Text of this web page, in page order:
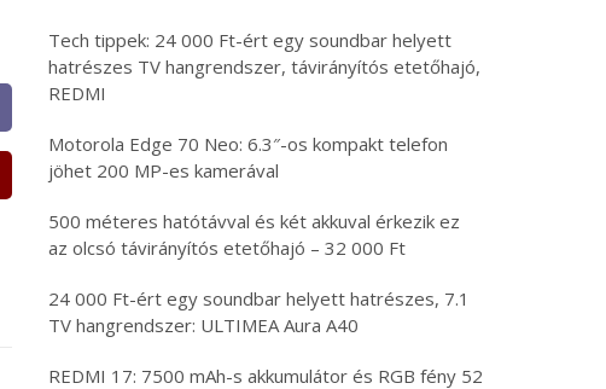
Tech tippek: 24 000 Ft-ért egy soundbar helyett
hatrészes TV hangrendszer, távirányítós etetőhajó,
REDMI
Motorola Edge 70 Neo: 6.3″-os kompakt telefon
jöhet 200 MP-es kamerával
500 méteres hatótávval és két akkuval érkezik ez
az olcsó távirányítós etetőhajó – 32 000 Ft
24 000 Ft-ért egy soundbar helyett hatrészes, 7.1
TV hangrendszer: ULTIMEA Aura A40
REDMI 17: 7500 mAh-s akkumulátor és RGB fény 52